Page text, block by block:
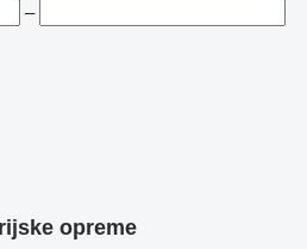
–
opreme